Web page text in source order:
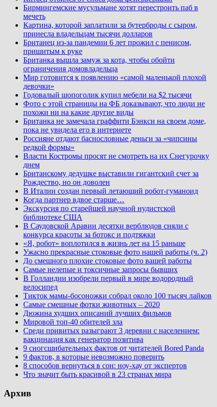
Бирмингемские мусульмане хотят перестроить паб в
мечеть
Картина, которой заплатили за бутерброды с сыром,
принесла владельцам тысячи долларов
Британец из-за пандемии 6 лет прожил с пенисом,
пришитым к руке
Британка вышла замуж за кота, чтобы обойти
ограничения домовладельца
Мир готовится к появлению «самой маленькой плохой
девочки»
Годовалый шопоголик купил мебели на $2 тысячи
Фото с этой страницы на ФБ доказывают, что люди не
похожи ни на какие другие виды
Британка не замечала граффити Бэнкси на своем доме,
пока не увидела его в интернете
Россияне отдают баснословные деньги за «чипсины
редкой формы»
Власти Костромы просят не смотреть на их Снегурочку
днем
Британскому дедушке выставили гигантский счет за
Рождество, но он доволен
В Италии создан первый летающий робот-гуманоид
Когда партнер вдвое старше…
Экскурсия по старейшей научной нудистской
библиотеке США
В Саудовской Аравии десятки верблюдов сняли с
конкурса красоты за ботокс и подтяжки
«Я, робот» воплотился в жизнь лет на 15 раньше
Ужасно прекрасные стоковые фото нашей работы (ч. 2)
До смешного плохие стоковые фото вашей работы
Самые нелепые и токсичные запросы бывших
В Голландии изобрели первый в мире водородный
велосипед
Тикток мамы-босоножки собрал около 100 тысяч лайков
Самые смешные фотки животных – 2020
Дюжина худших описаний лучших фильмов
Мировой топ-40 обителей зла
Среди привитых разыграют 3 деревни с населением:
вакцинация как генератор позитива
9 сногсшибательных фактов от читателей Bored Panda
9 фактов, в которые невозможно поверить
8 способов вернуться в сон: ноу-хау от экспертов
Что значит быть красивой в 23 странах мира
Архив